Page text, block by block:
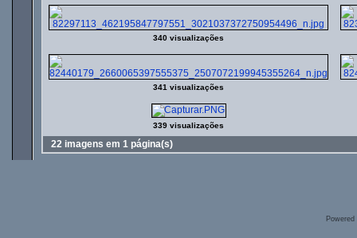
340 visualizações
341 visualizações
339 visualizações
22 imagens em 1 página(s)